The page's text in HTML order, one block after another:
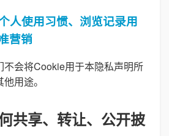
人使用习惯、浏览记录用
营销
不会将Cookie用于本隐私声明所
用途。
共享、转让、公开披